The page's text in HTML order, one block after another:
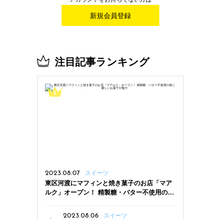
新規会員登録
注目記事ランキング
2023.08.07 スイーツ
東区河渡にマフィンと焼き菓子のお店「マア
ルク」オープン！ 精製糖・バター不使用の体
2023.08.06
スイーツ